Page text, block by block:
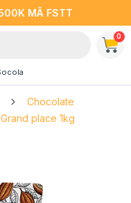
MÃ FSTT
0
Chocolate
place 1kg